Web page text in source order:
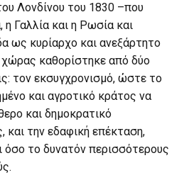
Λονδίνου του 1830 –που
Γαλλία και η Ρωσία και
ως κυρίαρχο και ανεξάρτητο
καθορίστηκε από δύο
τον εκσυγχρονισμό, ώστε το
και αγροτικό κράτος να
και δημοκρατικό
και την εδαφική επέκταση,
όσο το δυνατόν περισσότερους